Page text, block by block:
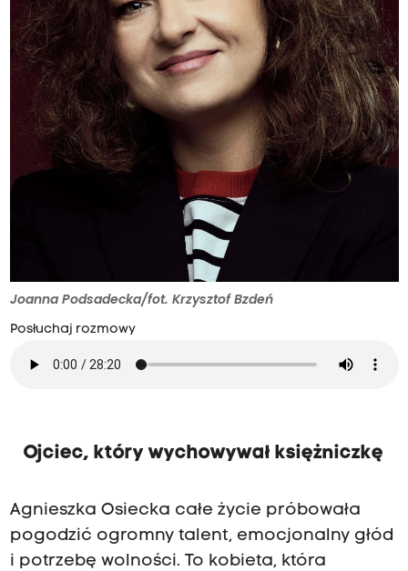
Joanna Podsadecka/fot. Krzysztof Bzdeń
Posłuchaj rozmowy
Ojciec, który wychowywał księżniczkę
Agnieszka Osiecka całe życie próbowała
pogodzić ogromny talent, emocjonalny głód
i potrzebę wolności. To kobieta, która